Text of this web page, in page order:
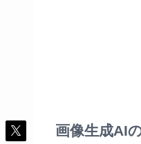
画像生成AI